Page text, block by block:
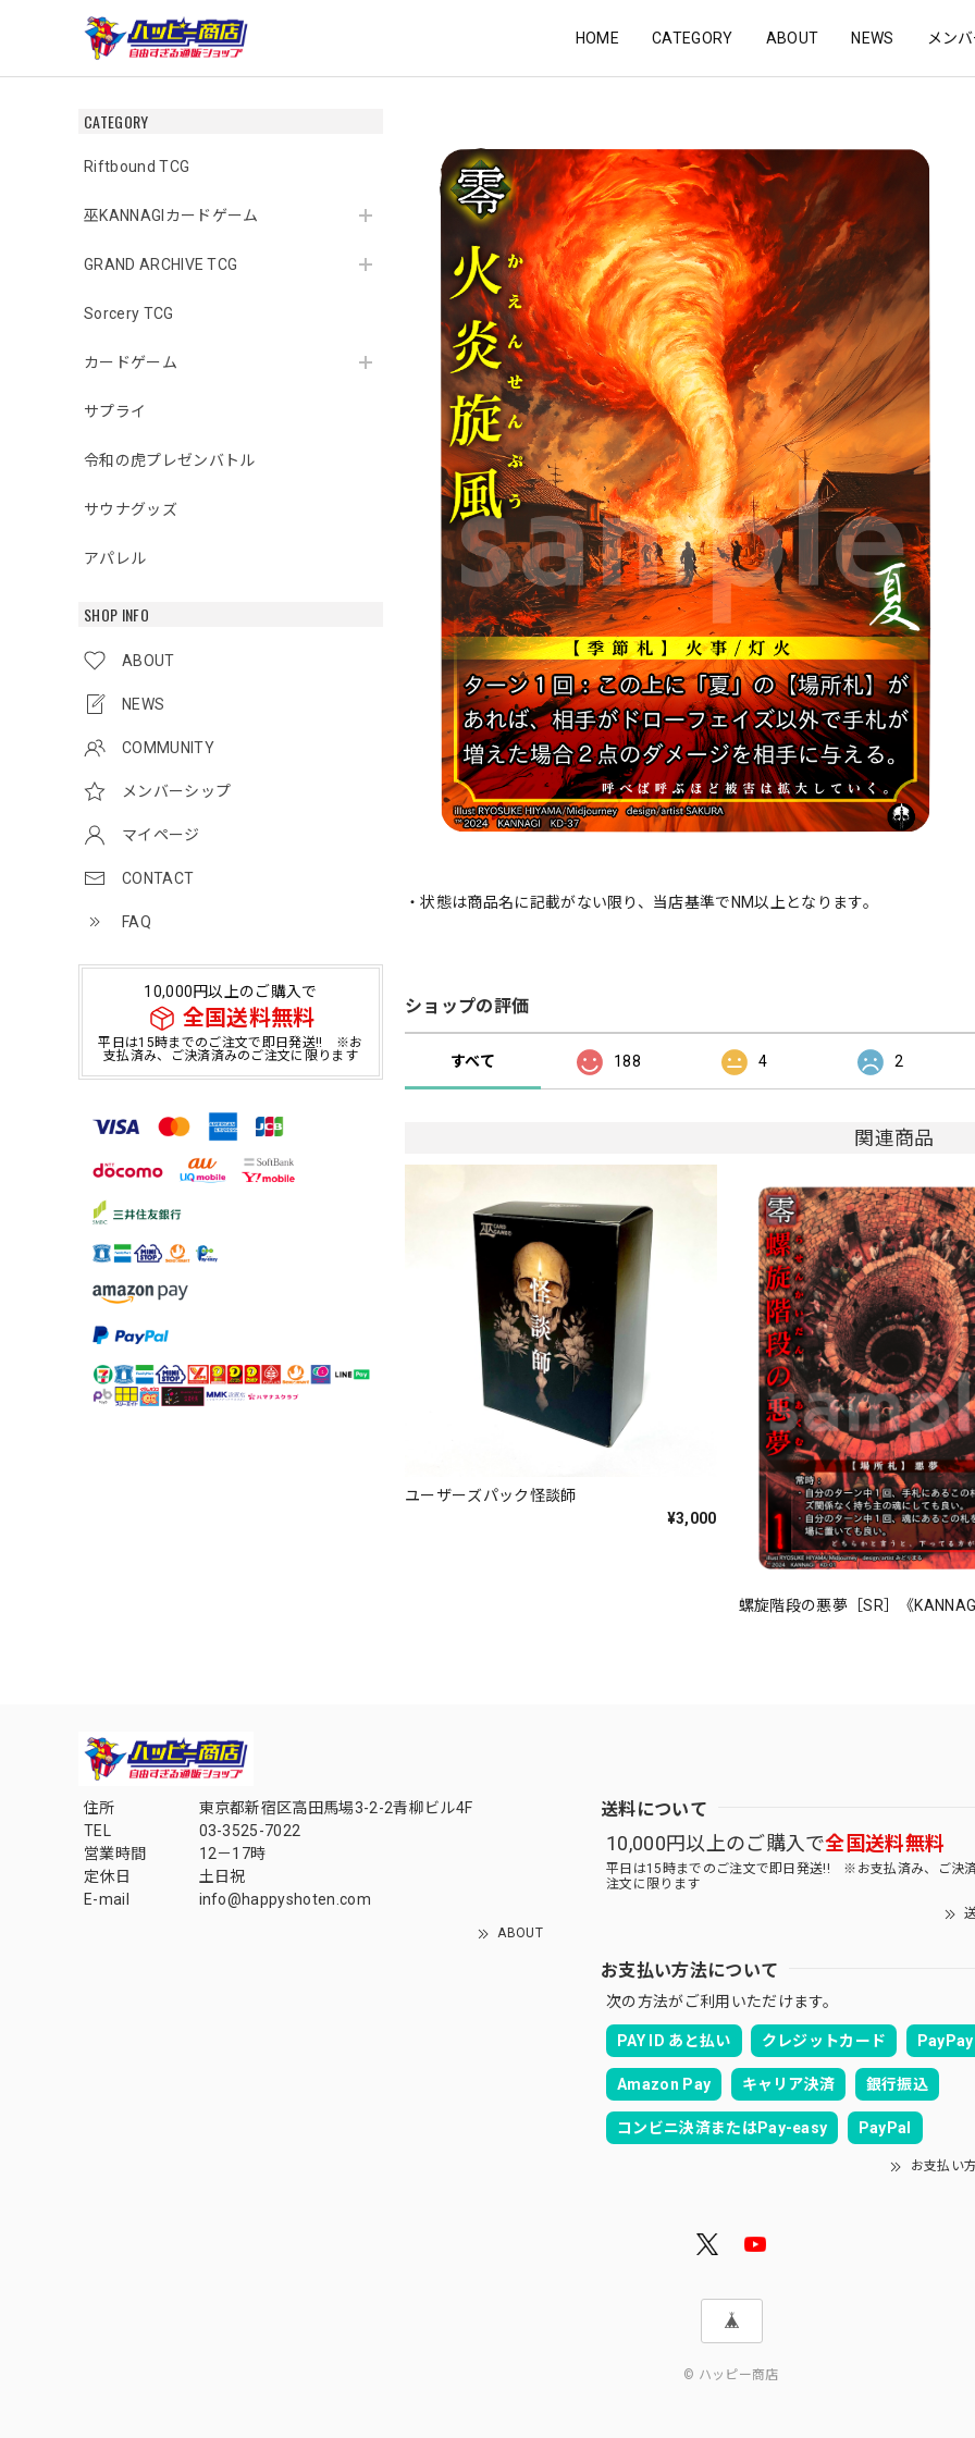
HOME CATEGORY ABOUT NEWS メン
CATEGORY
Riftbound TCG
巫KANNAGIカードゲーム
GRAND ARCHIVE TCG
Sorcery TCG
カードゲーム
サプライ
令和の虎プレゼンバトル
サウナグッズ
アパレル
SHOP INFO
ABOUT
NEWS
COMMUNITY
メンバーシップ
マイページ
CONTACT
FAQ
10,000円以上のご購入で
全国送料無料
平日は15時までのご注文で即日発送!! ※お
支払済み、ご決済済みのご注文に限ります
・状態は商品名に記載がない限り、当店基準でNM以上となります。
ショップの評価
すべて 188 4 2
関連商品
ユーザーズパック怪談師
¥3,000
螺旋階段の悪夢［SR］《
住所
東京都新宿区高田馬場3-2-2青柳ビル4F
TEL
03-3525-7022
営業時間
12－17時
定休日
土日祝
E-mail
info@happyshoten.com
ABOUT
送料について
10,000円以上のご購入で全国送料無料
平日は15時までのご注文で即日発送!! ※お支払済み、ご決
注文に限ります
お支払い方法について
次の方法がご利用いただけます。
PAY ID あと払い クレジットカード PayPay
Amazon Pay キャリア決済 銀行振込
コンビニ決済またはPay-easy PayPal
お支払い
© ハッピー商店